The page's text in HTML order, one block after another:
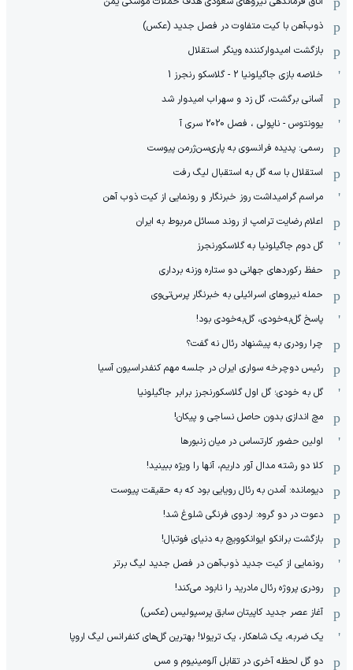
ذوب‌آهن با کیت متفاوت در فصل جدید (عکس)
بازگشت امیدوارکننده وینگر استقلال
خلاصه بازی جاگیلونیا 2 - گلاسکو رنجرز 1
آسانی برگشت، گل زد و سهراب امیدوار شد
یوونتوس - ناپولی ، فصل 2020 سری آ
رسمی: پدیده فرانسوی به پاری‌سن‌ژرمن پیوست
استقلال با سه گل به استقبال لیگ رفت
مراسم گرامیداشت روز خبرنگار و رونمایی از کیت ذوب آهن
اعلام رضایت ترامپ از روند مسائل مربوط به ایران
گل دوم جاگیلونیا به گلاسکورنجرز
حفظ رکوردهای جهانی دو ستاره وزنه برداری
حمله نیروهای اسرائیلی به خبرنگار پرس‌تی‌وی
پاسخ گل‌به‌خودی، گل‌به‌خودی بود!
چرا رودری به پیشنهاد رئال نه گفت؟
رئیس دوچرخه سواری ایران در جلسه مهم کنفدراسیون آسیا
گل به خودی؛ گل اول گلاسکورنجرز برابر جاگیلونیا
مچ اندازی بدون حاصل نساجی و پیکان!
اولین حضور کارتساس در میان زنبورها
کلا دو‌ رشته مدال آور داریم، آنها را ویژه ببینید!
دیومانده: آمدن به رئال رویایی بود که به حقیقت پیوست
دعوت در دو گروه: اردوی فرنگی شلوغ شد!
بازگشت برانکو ایوانکوویچ به دنیای فوتبال!
رونمایی از کیت جدید ذوب‌آهن در فصل جدید لیگ برتر
رودری پروژه رئال مادرید را نابود می‌کند!
آغاز عصر جدید کاپیتان سابق پرسپولیس (عکس)
یک ضربه، یک شاهکار، یک تریولا! بهترین گل‌های کنفرانس لیگ اروپا
دو گل لحظه آخری در تقابل آلومینیوم و مس